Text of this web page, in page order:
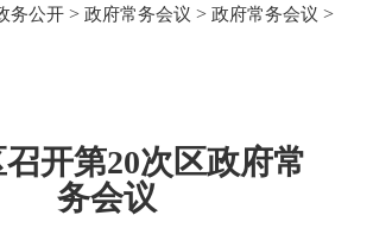
务公开> 政府常务会议 > 政府常务会议 >
开第20次区政府常
务会议